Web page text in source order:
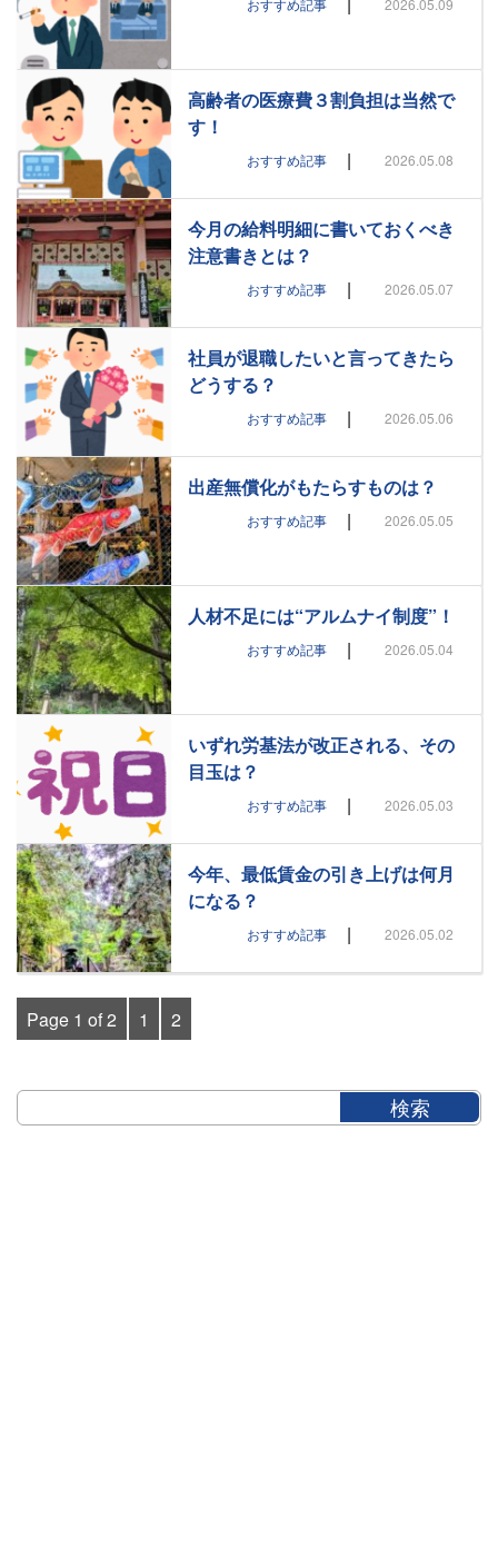
おすすめ記事 2026.05.09
高齢者の医療費３割負担は当然で
す！
おすすめ記事 | 2026.05.08
今月の給料明細に書いておくべき
注意書きとは？
おすすめ記事 | 2026.05.07
社員が退職したいと言ってきたら
どうする？
おすすめ記事 | 2026.05.06
出産無償化がもたらすものは？
おすすめ記事 | 2026.05.05
人材不足には“アルムナイ制度”！
おすすめ記事 | 2026.05.04
いずれ労基法が改正される、その
目玉は？
おすすめ記事 | 2026.05.03
今年、最低賃金の引き上げは何月
になる？
おすすめ記事 | 2026.05.02
Page 1 of 2 1 2